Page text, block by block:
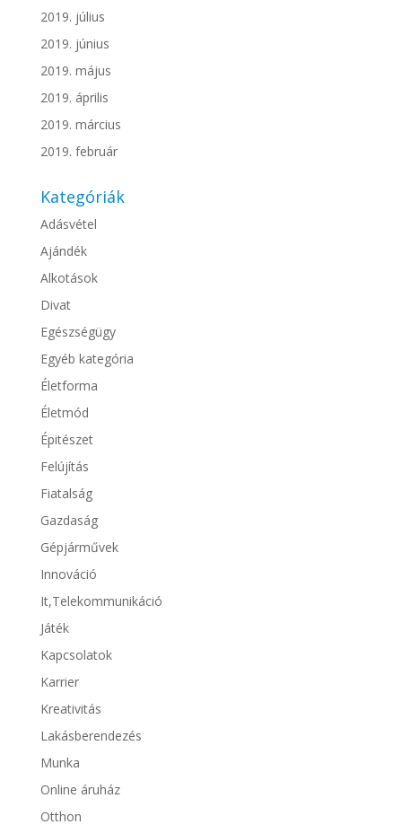
2019. július
2019. június
2019. május
2019. április
2019. március
2019. február
Kategóriák
Adásvétel
Ajándék
Alkotások
Divat
Egészségügy
Egyéb kategória
Életforma
Életmód
Épitészet
Felújítás
Fiatalság
Gazdaság
Gépjárművek
Innováció
It,Telekommunikáció
Játék
Kapcsolatok
Karrier
Kreativitás
Lakásberendezés
Munka
Online áruház
Otthon